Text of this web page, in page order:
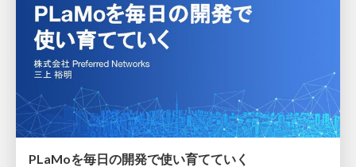
PLaMoを毎日の開発で使い育てていく